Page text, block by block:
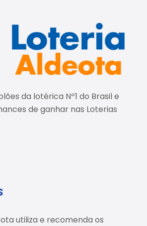
da lotérica Nº1 do Brasil e
de ganhar nas Loterias
Atendimento
utiliza e recomenda os